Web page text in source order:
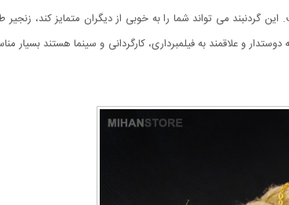
می تواند شما را به خوبی از دیگران متمایز کند،
و علاقمند به فیلمبرداری، کارگردانی و سینما هستند